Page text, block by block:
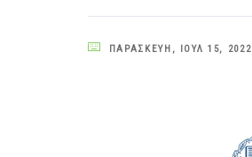
ΠΑΡΑΣΚΕΥΉ, ΙΟΎΛ 15, 2022